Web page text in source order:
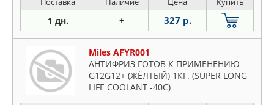
1 дн. + 327 р.
Miles AFYR001
АНТИФРИЗ ГОТОВ К ПРИМЕНЕНИЮ
G12G12+ (ЖЁЛТЫЙ) 1КГ. (SUPER LONG
LIFE COOLANT -40C)